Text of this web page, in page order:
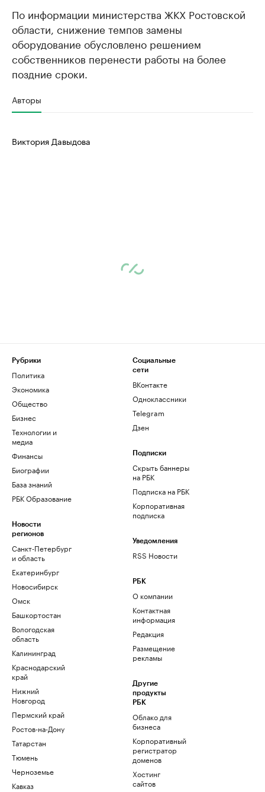
По информации министерства ЖКХ Ростовской
области, снижение темпов замены
оборудование обусловлено решением
собственников перенести работы на более
поздние сроки.
Авторы
Виктория Давыдова
Рубрики
Политика
Экономика
Общество
Бизнес
Технологии и
медиа
Финансы
Биографии
База знаний
РБК Образование
Новости
регионов
Санкт-Петербург
и область
Екатеринбург
Новосибирск
Омск
Башкортостан
Вологодская
область
Калининград
Краснодарский
край
Нижний
Новгород
Пермский край
Ростов-на-Дону
Татарстан
Тюмень
Черноземье
Кавказ
Социальные
сети
ВКонтакте
Одноклассники
Telegram
Дзен
Подписки
Скрыть баннеры
на РБК
Подписка на РБК
Корпоративная
подписка
Уведомления
RSS Новости
РБК
О компании
Контактная
информация
Редакция
Размещение
рекламы
Другие
продукты
РБК
Облако для
бизнеса
Корпоративный
регистратор
доменов
Хостинг
сайтов